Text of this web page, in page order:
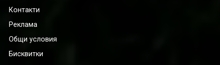
Контакти
Реклама
Общи условия
Бисквитки